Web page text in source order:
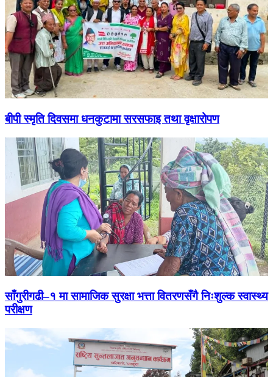
बीपी स्मृति दिवसमा धनकुटामा सरसफाइ तथा वृक्षारोपण
साँगुरीगढी–१ मा सामाजिक सुरक्षा भत्ता वितरणसँगै निःशुल्क स्वास्थ्य
परीक्षण